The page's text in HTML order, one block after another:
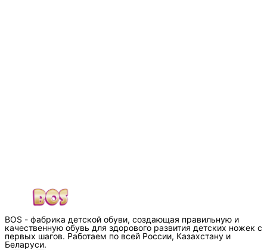
BOS - фабрика детской обуви, создающая правильную и
качественную обувь для здорового развития детских ножек с
первых шагов. Работаем по всей России, Казахстану и
Беларуси.